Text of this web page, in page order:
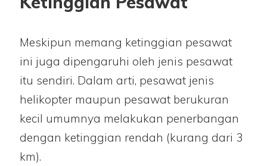
Meskipun memang ketinggian pesawat
ini juga dipengaruhi oleh jenis pesawat
itu sendiri. Dalam arti, pesawat jenis
helikopter maupun pesawat berukuran
kecil umumnya melakukan penerbangan
dengan ketinggian rendah (kurang dari 3
km).